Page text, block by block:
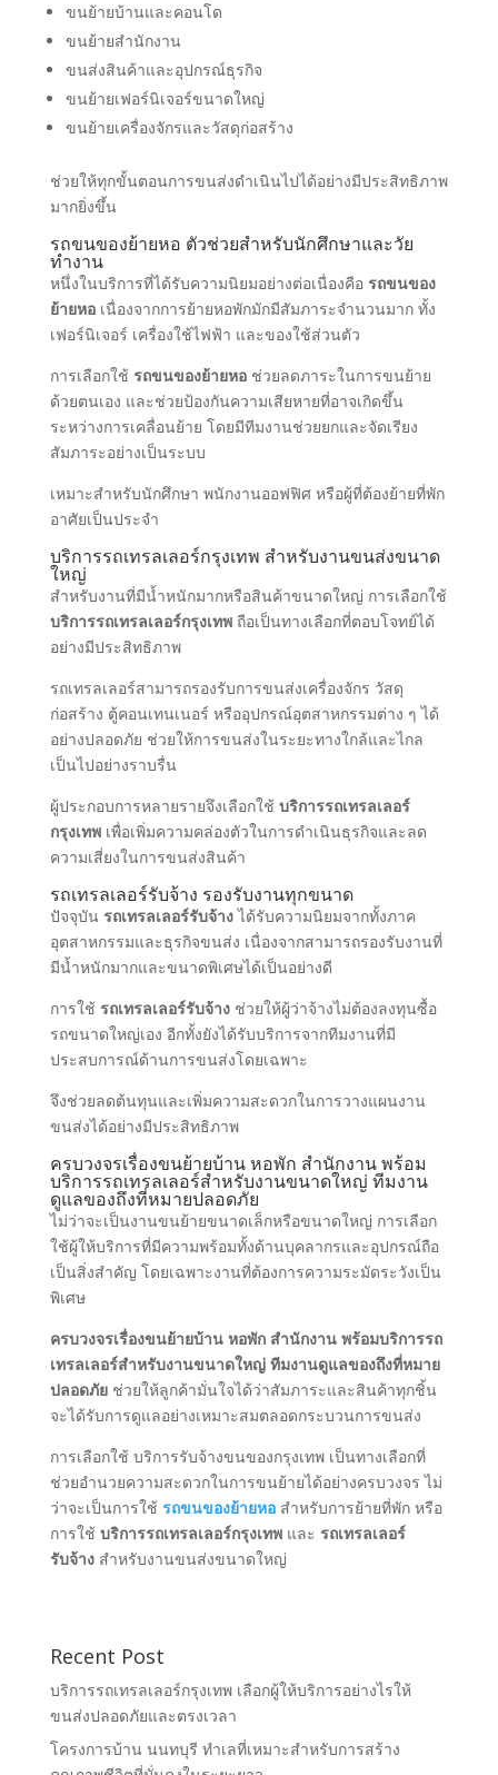
ขนย้ายบ้านและคอนโด
ขนย้ายสำนักงาน
ขนส่งสินค้าและอุปกรณ์ธุรกิจ
ขนย้ายเฟอร์นิเจอร์ขนาดใหญ่
ขนย้ายเครื่องจักรและวัสดุก่อสร้าง
ช่วยให้ทุกขั้นตอนการขนส่งดำเนินไปได้อย่างมีประสิทธิภาพ
มากยิ่งขึ้น
รถขนของย้ายหอ ตัวช่วยสำหรับนักศึกษาและวัย
ทำงาน
หนึ่งในบริการที่ได้รับความนิยมอย่างต่อเนื่องคือ รถขนของ
ย้ายหอเนื่องจากการย้ายหอพักมักมีสัมภาระจำนวนมาก ทั้ง
เฟอร์นิเจอร์ เครื่องใช้ไฟฟ้า และของใช้ส่วนตัว
การเลือกใช้ รถขนของย้ายหอช่วยลดภาระในการขนย้าย
ด้วยตนเอง และช่วยป้องกันความเสียหายที่อาจเกิดขึ้น
ระหว่างการเคลื่อนย้าย โดยมีทีมงานช่วยยกและจัดเรียง
สัมภาระอย่างเป็นระบบ
เหมาะสำหรับนักศึกษา พนักงานออฟฟิศ หรือผู้ที่ต้องย้ายที่พัก
อาศัยเป็นประจำ
บริการรถเทรลเลอร์กรุงเทพ สำหรับงานขนส่งขนาด
ใหญ่
สำหรับงานที่มีน้ำหนักมากหรือสินค้าขนาดใหญ่ การเลือกใช้
บริการรถเทรลเลอร์กรุงเทพถือเป็นทางเลือกที่ตอบโจทย์ได้
อย่างมีประสิทธิภาพ
รถเทรลเลอร์สามารถรองรับการขนส่งเครื่องจักร วัสดุ
ก่อสร้าง ตู้คอนเทนเนอร์ หรืออุปกรณ์อุตสาหกรรมต่าง ๆ ได้
อย่างปลอดภัย ช่วยให้การขนส่งในระยะทางใกล้และไกล
เป็นไปอย่างราบรื่น
ผู้ประกอบการหลายรายจึงเลือกใช้ บริการรถเทรลเลอร์
กรุงเทพเพื่อเพิ่มความคล่องตัวในการดำเนินธุรกิจและลด
ความเสี่ยงในการขนส่งสินค้า
รถเทรลเลอร์รับจ้าง รองรับงานทุกขนาด
ปัจจุบัน รถเทรลเลอร์รับจ้างได้รับความนิยมจากทั้งภาค
อุตสาหกรรมและธุรกิจขนส่ง เนื่องจากสามารถรองรับงานที่
มีน้ำหนักมากและขนาดพิเศษได้เป็นอย่างดี
การใช้ รถเทรลเลอร์รับจ้างช่วยให้ผู้ว่าจ้างไม่ต้องลงทุนซื้อ
รถขนาดใหญ่เอง อีกทั้งยังได้รับบริการจากทีมงานที่มี
ประสบการณ์ด้านการขนส่งโดยเฉพาะ
จึงช่วยลดต้นทุนและเพิ่มความสะดวกในการวางแผนงาน
ขนส่งได้อย่างมีประสิทธิภาพ
ครบวงจรเรื่องขนย้ายบ้าน หอพัก สำนักงาน พร้อม
บริการรถเทรลเลอร์สำหรับงานขนาดใหญ่ ทีมงาน
ดูแลของถึงที่หมายปลอดภัย
ไม่ว่าจะเป็นงานขนย้ายขนาดเล็กหรือขนาดใหญ่ การเลือก
ใช้ผู้ให้บริการที่มีความพร้อมทั้งด้านบุคลากรและอุปกรณ์ถือ
เป็นสิ่งสำคัญ โดยเฉพาะงานที่ต้องการความระมัดระวังเป็น
พิเศษ
ครบวงจรเรื่องขนย้ายบ้าน หอพัก สำนักงาน พร้อมบริการรถ
เทรลเลอร์สำหรับงานขนาดใหญ่ ทีมงานดูแลของถึงที่หมาย
ปลอดภัยช่วยให้ลูกค้ามั่นใจได้ว่าสัมภาระและสินค้าทุกชิ้น
จะได้รับการดูแลอย่างเหมาะสมตลอดกระบวนการขนส่ง
การเลือกใช้ บริการรับจ้างขนของกรุงเทพ เป็นทางเลือกที่
ช่วยอำนวยความสะดวกในการขนย้ายได้อย่างครบวงจร ไม่
ว่าจะเป็นการใช้ รถขนของย้ายหอสำหรับการย้ายที่พัก หรือ
การใช้ บริการรถเทรลเลอร์กรุงเทพและ รถเทรลเลอร์
รับจ้างสำหรับงานขนส่งขนาดใหญ่
Recent Post
บริการรถเทรลเลอร์กรุงเทพ เลือกผู้ให้บริการอย่างไรให้
ขนส่งปลอดภัยและตรงเวลา
โครงการบ้าน นนทบุรี ทำเลที่เหมาะสำหรับการสร้าง